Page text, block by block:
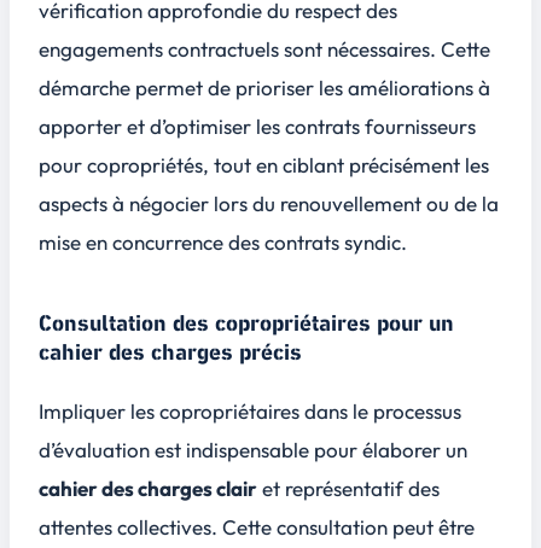
vérification approfondie du respect des
engagements contractuels sont nécessaires. Cette
démarche permet de prioriser les améliorations à
apporter et d’optimiser les contrats fournisseurs
pour copropriétés, tout en ciblant précisément les
aspects à négocier lors du renouvellement ou de la
mise en concurrence des contrats syndic.
Consultation des copropriétaires pour un
cahier des charges précis
Impliquer les copropriétaires dans le processus
d’évaluation est indispensable pour élaborer un
cahier des charges clairet représentatif des
attentes collectives. Cette consultation peut être